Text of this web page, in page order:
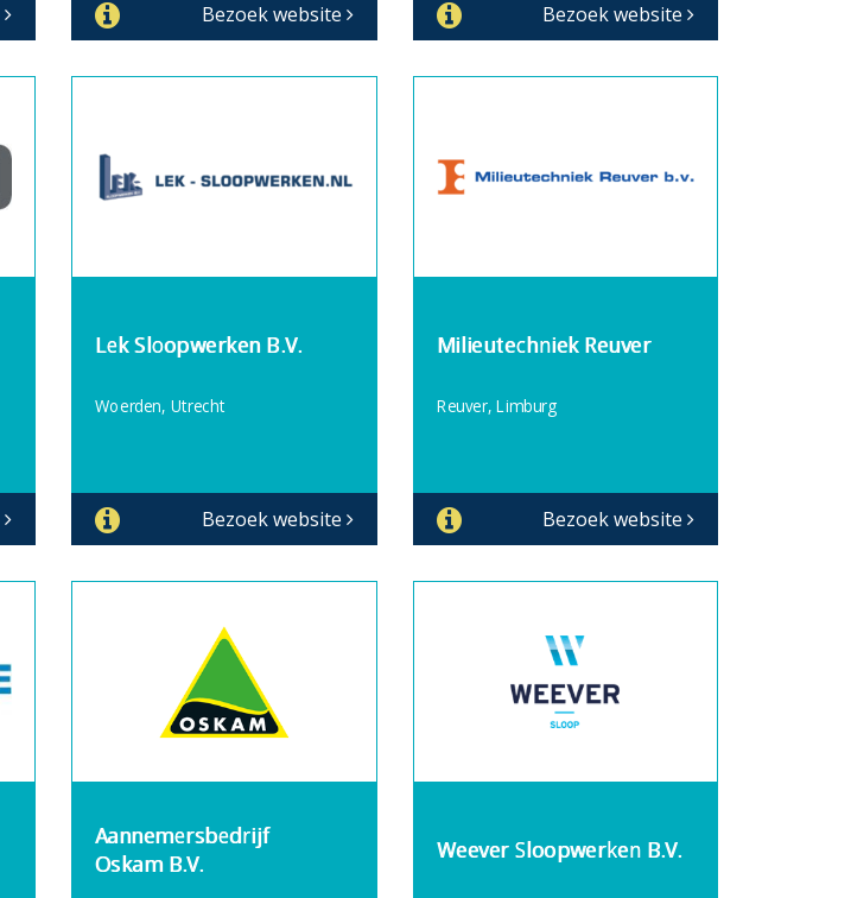
Bezoek website Bezoek website
Lek Sloopwerken B.V.
Woerden, Utrecht
Bezoek website
Milieutechniek Reuver
Reuver, Limburg
Bezoek website
Aannemersbedrijf
Oskam B.V.
Weever Sloopwerken B.V.